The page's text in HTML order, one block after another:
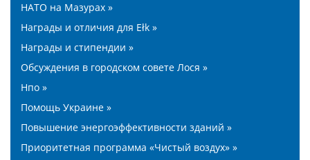
НАТО на Мазурах »
Награды и отличия для Ełk »
Награды и стипендии »
Обсуждения в городском совете Лося »
Нпо »
Помощь Украине »
Повышение энергоэффективности зданий »
Приоритетная программа «Чистый воздух» »